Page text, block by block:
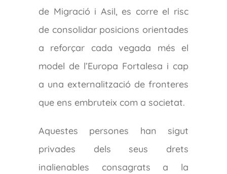
de Migració i Asil, es corre el risc
de consolidar posicions orientades
a reforçar cada vegada més el
model de l’Europa Fortalesa i cap
a una externalització de fronteres
que ens embruteix com a societat.
Aquestes persones han sigut
privades dels seus drets
inalienables consagrats a la